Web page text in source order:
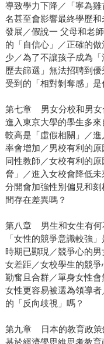
導致學力下降／「寧為
名甚至會影響最終學歷
發展／假說一 父母和老
的「自信心」／正確的
少／為了不讓孩子成為
歷去篩選」無法招聘到
受到的「相對剝奪感」是
第七章 男女分校和男女
進入東京大學的學生多
較高是「虛假相關」／
率會增加／男校有利的
同性教師／女校有利的
脅」／進入女校會降低
分開會加強性別偏見和
間存在差異嗎？
第八章 男生和女生有何
「女性的競爭意識較強
時期已顯現／競爭心的
女差距／女校學生的競
勤奮且合群／單身女性
女性更容易被選為領導
的「反向歧視」嗎？
第九章 日本的教育政策
基於經濟學思維思考教